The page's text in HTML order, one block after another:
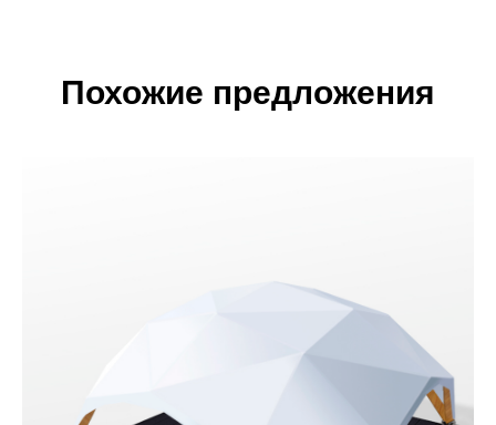
Похожие предложения